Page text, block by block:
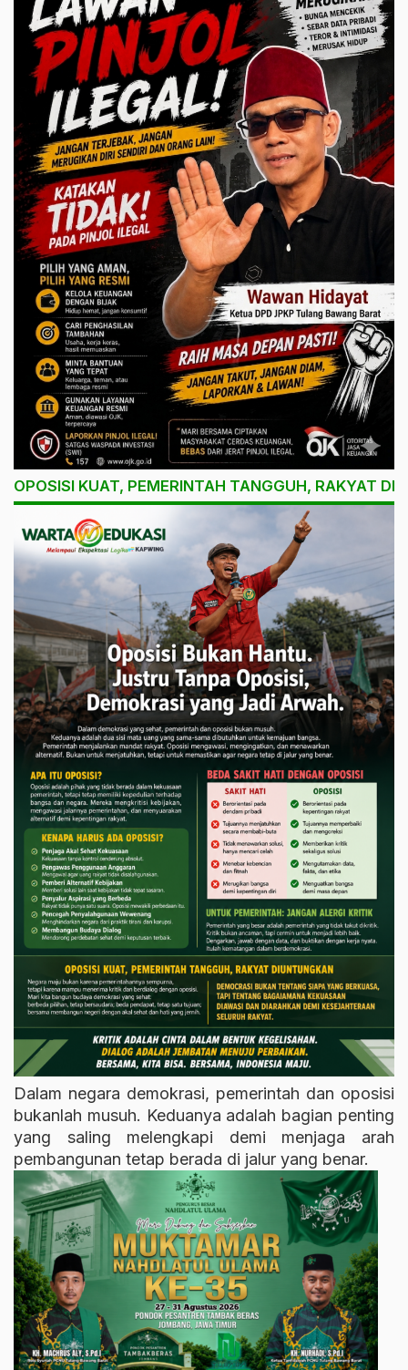
OPOSISI KUAT, PEMERINTAH TANGGUH, RAKYAT
Dalam negara demokrasi, pemerintah dan oposisi
bukanlah musuh. Keduanya adalah bagian penting
yang saling melengkapi demi menjaga arah
pembangunan tetap berada di jalur yang benar.